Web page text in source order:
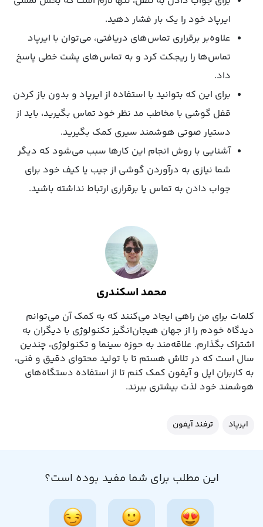
ایرپاد خود را یک بار فشار دهید.
علاوه‌بر برقراری تماس‌های دریافتی، می‌توان با ایرپاد
تماس‌ها را ریجکت کرد و به تماس‌های پشت خطی پاسخ
داد.
برای این که بتوانید با استفاده از ایرپاد و بدون باز کردن
قفل گوشی با مخاطب مد نظر خود تماس بگیرید، باید از
دستیار صوتی هوشمند سیری کمک بگیرید.
آشنایی با روش انجام این کارها سبب می‌شود که دیگر
شما نیازی به درآوردن گوشی از جیب یا کیف خود برای
جواب دادن به تماس یا برقراری ارتباط نداشته باشید.
محمد اسکندری
کلمات برای من راهی ایجاد می‌کنند که به کمک آن می‌توانم
دیدگاه خودم را از جهان هیجان‌انگیز تکنولوژی با دیگران به
اشتراک بگذارم. علاقه‌مند به حوزه سینما و تکنولوژی، چندین
سال است که در تلاش هستم تا با تولید محتوای دقیق و فنی،
به کاربران اپل و آیفون کمک کنم تا از استفاده دستگاه‌های
هوشمند خود لذت بیشتری ببرند.
ایرپاد ترفند آیفون
این مطلب برای شما مفید بوده است؟